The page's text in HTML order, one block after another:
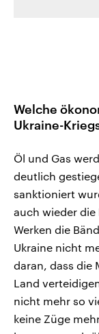
Welche
Ukraine-
Öl und Gas
deutlich
sanktioniert
auch wieder die
Werken die
Ukraine nicht
daran, dass die
Land
nicht mehr so
keine Züge